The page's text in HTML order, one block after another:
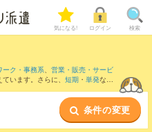
気になる! ログイン 検索
ーク・事務系、 営業・販売・サービ
います。さらに、 短期 ・ 単発など
など近隣駅のお仕事もご確認い
条件の変更